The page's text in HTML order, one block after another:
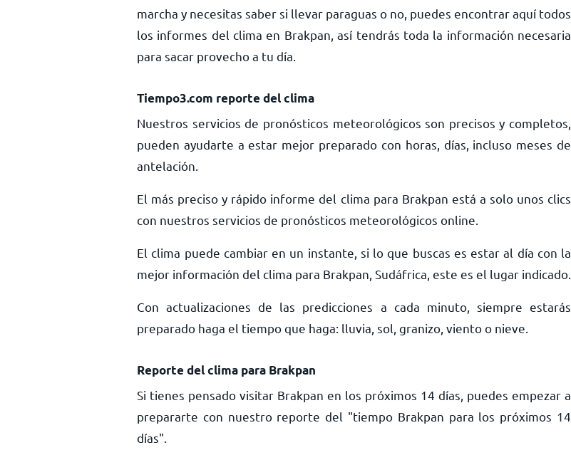
marcha y necesitas saber si llevar paraguas o no, puedes encontrar aquí todos
los informes del clima en Brakpan, así tendrás toda la información necesaria
para sacar provecho a tu día.
Tiempo3.com reporte del clima
Nuestros servicios de pronósticos meteorológicos son precisos y completos,
pueden ayudarte a estar mejor preparado con horas, días, incluso meses de
antelación.
El más preciso y rápido informe del clima para Brakpan está a solo unos clics
con nuestros servicios de pronósticos meteorológicos online.
El clima puede cambiar en un instante, si lo que buscas es estar al día con la
mejor información del clima para Brakpan, Sudáfrica, este es el lugar indicado.
Con actualizaciones de las predicciones a cada minuto, siempre estarás
preparado haga el tiempo que haga: lluvia, sol, granizo, viento o nieve.
Reporte del clima para Brakpan
Si tienes pensado visitar Brakpan en los próximos 14 días, puedes empezar a
prepararte con nuestro reporte del "tiempo Brakpan para los próximos 14
días".